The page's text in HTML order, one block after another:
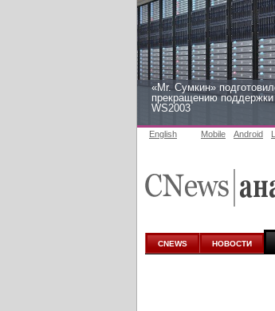
«Mr. Сумкин»
прекращению поддержки
WS2003
аналитике
English Mobile Android
CNEWS НОВОСТИ